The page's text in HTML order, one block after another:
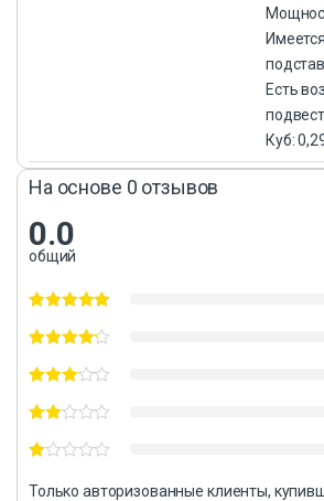
Есть
Куб:
На основе 0 отзывов
0.0
общий
Только авторизованные клиенты,